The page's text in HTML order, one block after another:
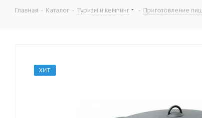
Главная - Каталог - Туризм и кемпинг - Приготовление
ХИТ